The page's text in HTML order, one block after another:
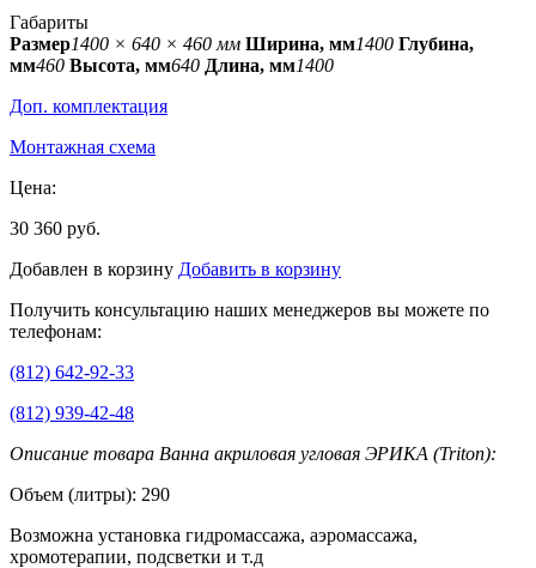
Габариты
Размер1400 × 640 × 460 мм Ширина, мм1400 Глубина,
мм460 Высота, мм640 Длина, мм1400
Доп. комплектация
Монтажная схема
Цена:
30 360 руб.
Добавлен в корзину Добавить в корзину
Получить консультацию наших менеджеров вы можете по
телефонам:
(812) 642-92-33
(812) 939-42-48
Описание товара Ванна акриловая угловая ЭРИКА (Triton):
Объем (литры): 290
Возможна установка гидромассажа, аэромассажа,
хромотерапии, подсветки и т.д